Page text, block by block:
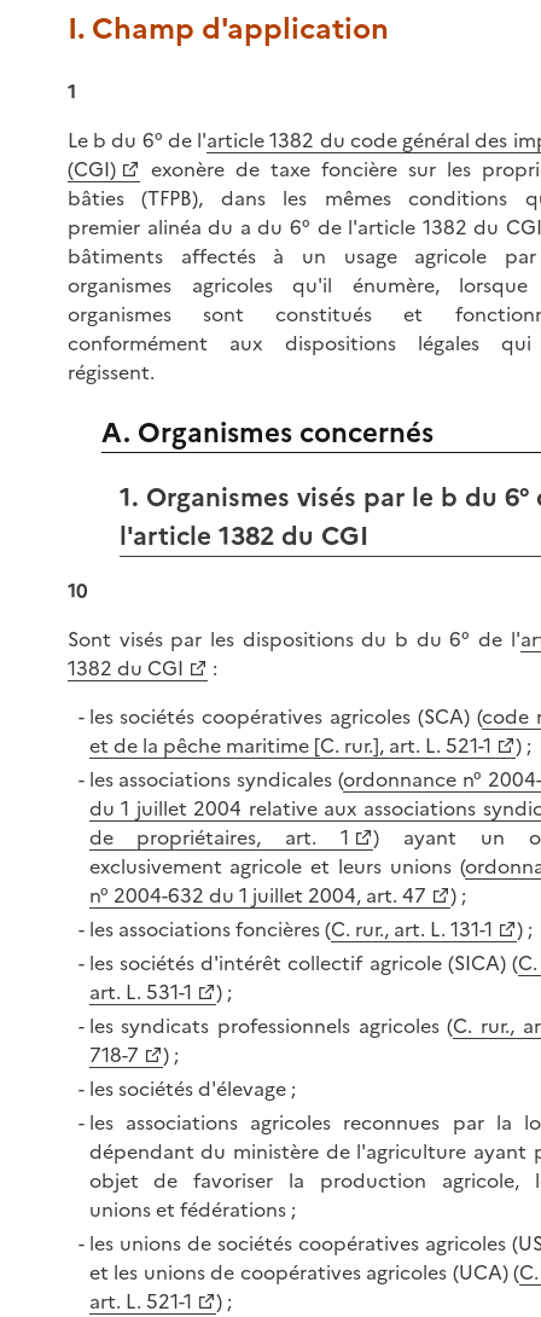
I. Champ d'application
1
Le b du 6° de l'article 1382 du code général des
(CGI)
exonère de taxe foncière sur les
bâties (TFPB), dans les mêmes conditions
premier alinéa du a du 6° de l'article 1382 du
bâtiments affectés à un usage agricole
organismes agricoles qu'il énumère, lorsque
organismes sont constitués et
conformément aux dispositions légales
régissent.
A. Organismes concernés
1. Organismes visés par le b du 6°
l'article 1382 du CGI
10
Sont visés par les dispositions du b du 6° de l'
1382 du CGI
:
les sociétés coopératives agricoles (SCA) (code
et de la pêche maritime [C. rur.], art. L. 521-1
) ;
les associations syndicales (ordonnance n°
du 1 juillet 2004 relative aux associations
de propriétaires, art. 1
) ayant un
exclusivement agricole et leurs unions (
n° 2004-632 du 1 juillet 2004, art. 47
) ;
les associations foncières (C. rur., art. L. 131-1
) ;
les sociétés d'intérêt collectif agricole (SICA) (
art. L. 531-1
) ;
les syndicats professionnels agricoles (C. rur.,
718-7
) ;
les sociétés d'élevage ;
les associations agricoles reconnues par la
dépendant du ministère de l'agriculture ayant
objet de favoriser la production agricole,
unions et fédérations ;
les unions de sociétés coopératives agricoles
et les unions de coopératives agricoles (UCA) (
art. L. 521-1
) ;